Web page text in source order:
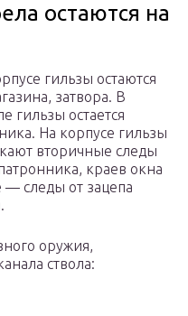
остаются на
гильзы остаются
затвора. В
гильзы остается
На корпусе гильзы
вторичные следы
краев окна
следы от зацепа
оружия,
ствола: